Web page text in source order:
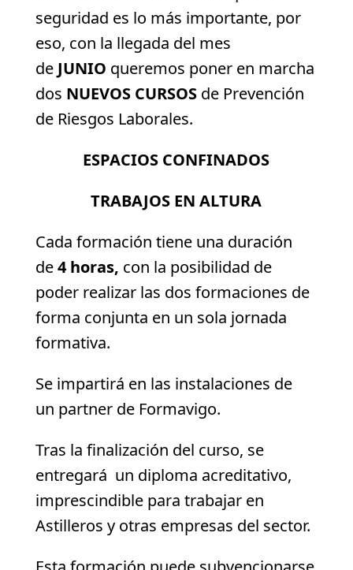
seguridad es lo más importante, por
eso, con la llegada del mes
de JUNIO queremos poner en marcha
dos NUEVOS CURSOSde Prevención
de Riesgos Laborales.
ESPACIOS CONFINADOS
TRABAJOS EN ALTURA
Cada formación tiene una duración
de4 horas, con la posibilidad de
poder realizar las dos formaciones de
forma conjunta en un sola jornada
formativa.
Se impartirá en las instalaciones de
un partner de Formavigo.
Tras la finalización del curso, se
entregará un diploma acreditativo,
imprescindible para trabajar en
Astilleros y otras empresas del sector.